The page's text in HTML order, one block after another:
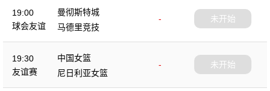
19:00
球会友谊
曼彻斯特城
-
马德里竞技
未开始
19:30
友谊赛
中国女篮
-
尼日利亚女篮
未开始